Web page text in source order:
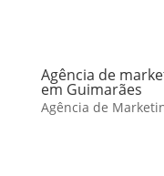
Agência de
em Guimarães
Agência de